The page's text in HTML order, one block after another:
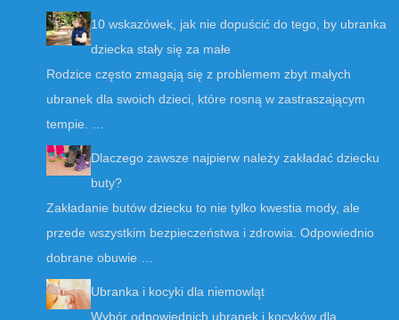
10 wskazówek, jak nie dopuścić do tego, by ubranka
dziecka stały się za małe
Rodzice często zmagają się z problemem zbyt małych
ubranek dla swoich dzieci, które rosną w zastraszającym
tempie. …
Dlaczego zawsze najpierw należy zakładać dziecku
buty?
Zakładanie butów dziecku to nie tylko kwestia mody, ale
przede wszystkim bezpieczeństwa i zdrowia. Odpowiednio
dobrane obuwie …
Ubranka i kocyki dla niemowląt
Wybór odpowiednich ubranek i kocyków dla